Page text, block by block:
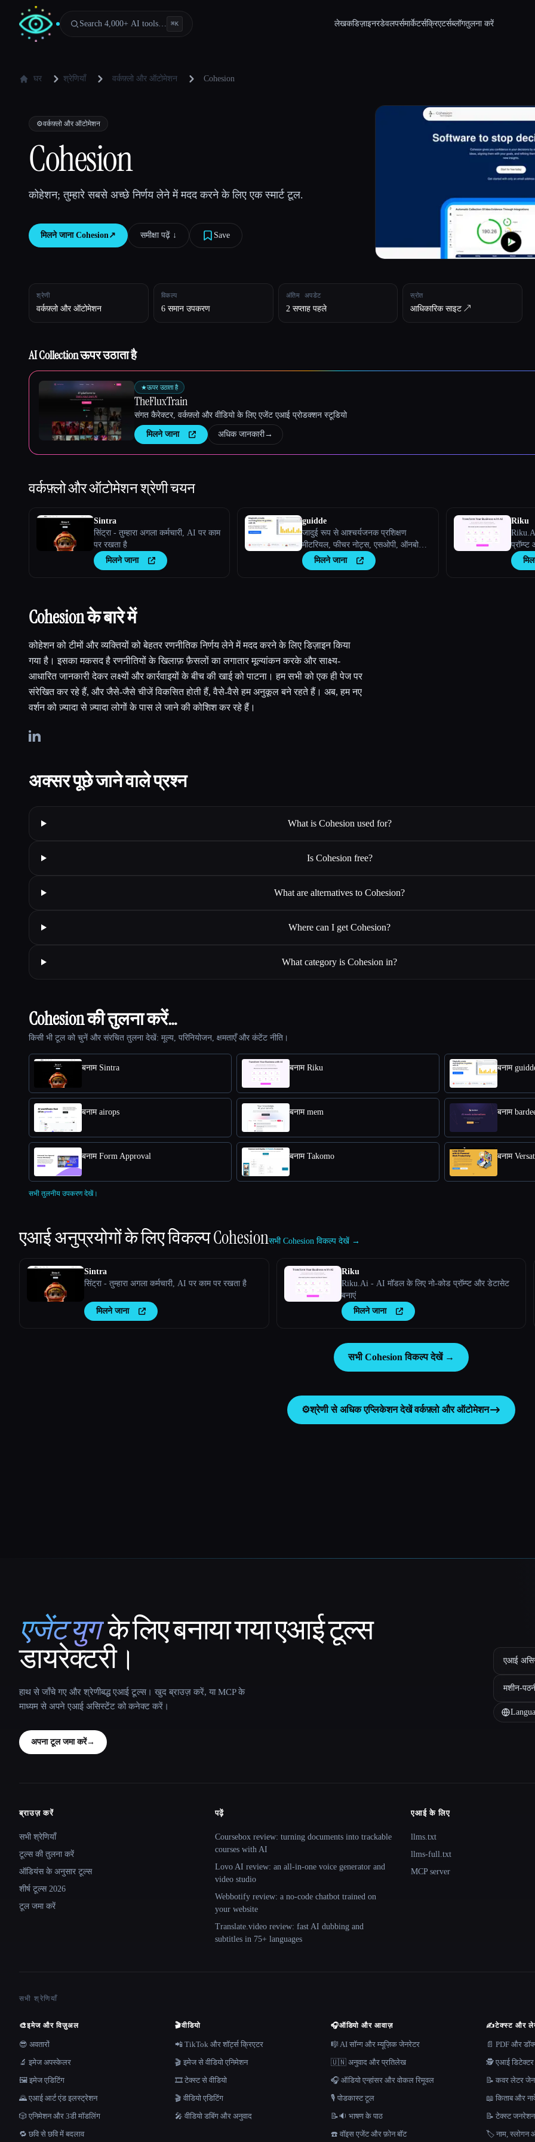
Search 4,000+ AI tools… ⌘K लेखकडिज़ाइनरडेवलपर्समार्केटर्सक्रिएटर्सब्लॉगतुलना करें
घर श्रेणियाँ वर्कफ़्लो और ऑटोमेशन Cohesion
⚙️वर्कफ़्लो और ऑटोमेशन
Cohesion
कोहेशन; तुम्हारे सबसे अच्छे निर्णय लेने में मदद करने के लिए एक स्मार्ट टूल.
मिलने जाना Cohesion↗︎ समीक्षा पढ़ें ↓︎ Save
श्रेणी
वर्कफ़्लो और ऑटोमेशन
विकल्प
6 समान उपकरण
अंतिम अपडेट
2 सप्ताह पहले
स्रोत
आधिकारिक साइट ↗︎
AI Collection ऊपर उठाता है
★ऊपर उठाता है
TheFluxTrain
संगत कैरेक्टर, वर्कफ़्लो और वीडियो के लिए एजेंट एआई प्रोडक्शन स्टूडियो
मिलने जाना अधिक जानकारी→
वर्कफ़्लो और ऑटोमेशनश्रेणी चयन
Sintra
सिंट्रा - तुम्हारा अगला कर्मचारी, AI पर काम
पर रखता है
मिलने जाना
guidde
जादुई रूप से आश्चर्यजनक प्रशिक्षण
मीटरियल, फीचर नोट्स, एसओपी, ऑनबोर्डिंग
गाइड, हाउ-टू गाइड, एआई के साथ अक्सर
पूछे जाने वाले प्रश्न बनाएं।
मिलने जाना
Riku
Cohesion के बारे में
कोहेशन को टीमों और व्यक्तियों को बेहतर रणनीतिक निर्णय लेने में मदद करने के लिए डिज़ाइन किया
गया है। इसका मकसद है रणनीतियों के खिलाफ़ फ़ैसलों का लगातार मूल्यांकन करके और साक्ष्य-
आधारित जानकारी देकर लक्ष्यों और कार्रवाइयों के बीच की खाई को पाटना। हम सभी को एक ही पेज पर
संरेखित कर रहे हैं, और जैसे-जैसे चीजें विकसित होती हैं, वैसे-वैसे हम अनुकूल बने रहते हैं। अब, हम नए
वर्शन को ज़्यादा से ज़्यादा लोगों के पास ले जाने की कोशिश कर रहे हैं।
अक्सर पूछे जाने वाले प्रश्न
What is Cohesion used for?
Is Cohesion free?
What are alternatives to Cohesion?
Where can I get Cohesion?
What category is Cohesion in?
Cohesion की तुलना करें…
किसी भी टूल को चुनें और संरचित तुलना देखें: मूल्य, परिनियोजन, क्षमताएँ और कंटेंट नीति।
बनाम Sintra बनाम Riku बनाम
बनाम airops बनाम mem बनाम
बनाम Form Approval बनाम Takomo बनाम
सभी तुलनीय उपकरण देखें।
एआई अनुप्रयोगों के लिए विकल्पCohesionसभी Cohesion विकल्प देखें →
Sintra
सिंट्रा - तुम्हारा अगला कर्मचारी, AI पर काम पर रखता है
मिलने जाना
Riku
Riku.Ai - AI मॉडल के लिए नो-कोड प्रॉम्प्ट और डेटासेट
बनाएं
मिलने जाना
सभी Cohesion विकल्प देखें →
⚙️श्रेणी से अधिक एप्लिकेशन देखेंवर्कफ़्लो और ऑटोमेशन
That AI Collection
एजेंट युग के लिए बनाया गया एआई टूल्स
डायरेक्टरी।
हाथ से जाँचे गए और श्रेणीबद्ध एआई टूल्स। खुद ब्राउज़ करें, या MCP के
माध्यम से अपने एआई असिस्टेंट को कनेक्ट करें।
अपना टूल जमा करें→
एआई
मशीन-
Site navigation
ब्राउज़ करें
सभी श्रेणियाँ
टूल्स की तुलना करें
ऑडियंस के अनुसार टूल्स
शीर्ष टूल्स 2026
टूल जमा करें
पढ़ें
Coursebox review: turning documents into trackable
courses with AI
Lovo AI review: an all-in-one voice generator and
video studio
Webbotify review: a no-code chatbot trained on
your website
Translate.video review: fast AI dubbing and
subtitles in 75+ languages
एआई के लिए
llms.txt
llms-full.txt
MCP server
सभी श्रेणियाँ
🎨इमेज और विज़ुअल
😎 अवतारों
🔬 इमेज अपस्केलर
🖼️ इमेज एडिटिंग
🌄 एआई आर्ट एंड इलस्ट्रेशन
🎲 एनिमेशन और 3डी मॉडलिंग
🔁 छवि से छवि में बदलाव
🎬वीडियो
📲 TikTok और शॉर्ट्स क्रिएटर
🎬 इमेज से वीडियो एनिमेशन
🎞️ टेक्स्ट से वीडियो
🎬 वीडियो एडिटिंग
🎤 वीडियो डबिंग और अनुवाद
🎧ऑडियो और आवाज़
🎼 AI सॉन्ग और म्यूज़िक जेनरेटर
🇺🇳 अनुवाद और प्रतिलेख
🎧 ऑडियो एन्हांसर और वोकल रिमूवल
🎙️ पोडकास्ट टूल
📝🔉 भाषण के पाठ
☎️ वॉइस एजेंट और फ़ोन बॉट
✍️टेक्स्ट और
📄 PDF और
🕵️ एआई डिटेक्टर
📝 कवर लेटर
📖 किताब और
📝 टेक्स्ट जनरेशन
🏷️ नाम, स्लोगन